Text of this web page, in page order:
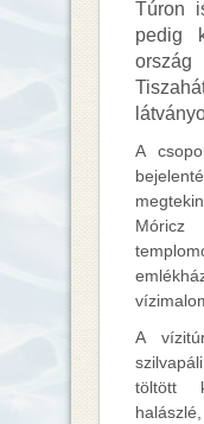
Túron
pedig
A
Móricz
A
töltött